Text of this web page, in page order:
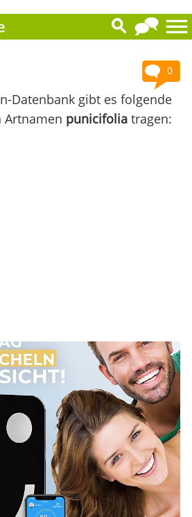
0
Datenbank gibt es folgende
Artnamen punicifolia tragen: